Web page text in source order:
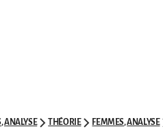
,ANALYSE THÉORIE FEMMES,ANALYSE